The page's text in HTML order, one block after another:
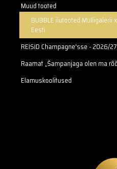
Muud tooted
BUBBLE ilutooted Mulligalerii
Eesti
REISID Champagne'sse - 2026/
Raamat „Šampanjaga olen ma
Elamuskoolitused